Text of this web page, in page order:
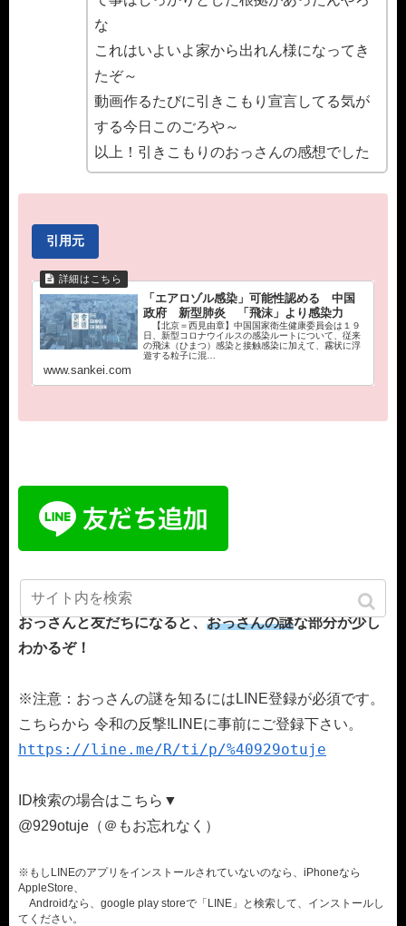
な
これはいよいよ家から出れん様になってき
たぞ～
動画作るたびに引きこもり宣言してる気が
する今日このごろや～
以上！引きこもりのおっさんの感想でした
引用元
「エアロゾル感染」可能性認める 中国
政府 新型肺炎 「飛沫」より感染力
【北京＝西見由章】中国国家衛生健康委員会は１９
日、新型コロナウイルスの感染ルートについて、従来
の飛沫（ひまつ）感染と接触感染に加えて、霧状に浮
遊する粒子に混…
www.sankei.com
よろしければ、友だち登録お願いします。
おっさんと友だちになると、おっさんの謎な部分が少し
わかるぞ！
※注意：おっさんの謎を知るにはLINE登録が必須です。
こちらから 令和の反撃!LINEに事前にご登録下さい。
https://line.me/R/ti/p/%40929otuje
ID検索の場合はこちら▼
@929otuje（＠もお忘れなく）
※もしLINEのアプリをインストールされていないのなら、iPhoneなら
AppleStore、
Androidなら、google play storeで「LINE」と検索して、インストールし
てください。